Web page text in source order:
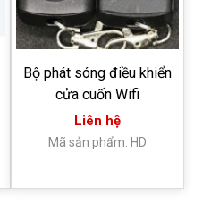
Bộ phát sóng điều khiển
cửa cuốn Wifi
Liên hệ
Mã sản phẩm: HD